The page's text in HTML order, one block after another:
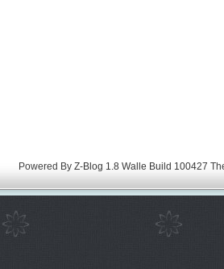
Powered By Z-Blog 1.8 Walle Build 100427